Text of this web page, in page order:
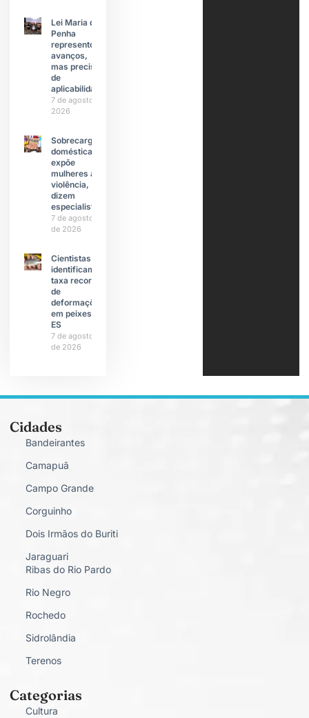
Lei Maria da
Penha
representou
avanços,
mas precisa
de
aplicabilidade
7 de agosto de
2026
Sobrecarga
doméstica
expõe
mulheres à
violência,
dizem
especialistas
7 de agosto
de 2026
Cientistas
identificam
taxa recorde
de
deformações
em peixes do
ES
7 de agosto
de 2026
Cidades
Bandeirantes
Camapuã
Campo Grande
Corguinho
Dois Irmãos do Buriti
Jaraguari
Ribas do Rio Pardo
Rio Negro
Rochedo
Sidrolândia
Terenos
Categorias
Cultura